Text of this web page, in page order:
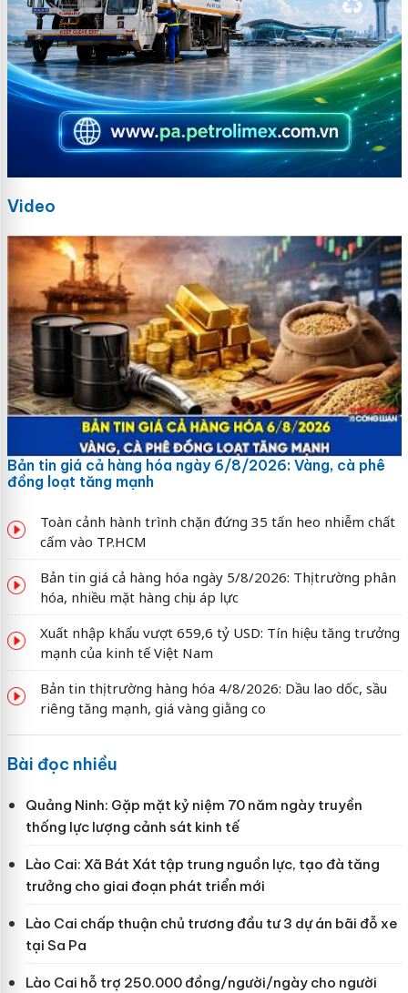
Video
Bản tin giá cả hàng hóa ngày 6/8/2026: Vàng, cà phê
đồng loạt tăng mạnh
Toàn cảnh hành trình chặn đứng 35 tấn heo nhiễm chất
cấm vào TP.HCM
Bản tin giá cả hàng hóa ngày 5/8/2026: Thị trường phân
hóa, nhiều mặt hàng chịu áp lực
Xuất nhập khẩu vượt 659,6 tỷ USD: Tín hiệu tăng trưởng
mạnh của kinh tế Việt Nam
Bản tin thị trường hàng hóa 4/8/2026: Dầu lao dốc, sầu
riêng tăng mạnh, giá vàng giằng co
Bài đọc nhiều
Quảng Ninh: Gặp mặt kỷ niệm 70 năm ngày truyền
thống lực lượng cảnh sát kinh tế
Lào Cai: Xã Bát Xát tập trung nguồn lực, tạo đà tăng
trưởng cho giai đoạn phát triển mới
Lào Cai chấp thuận chủ trương đầu tư 3 dự án bãi đỗ xe
tại Sa Pa
Lào Cai hỗ trợ 250.000 đồng/người/ngày cho người